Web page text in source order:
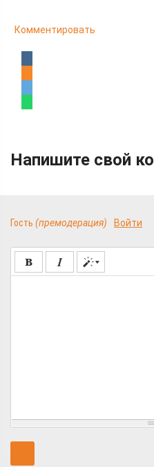
Комментировать
Напишите свой
Гость (премодерация) Войти